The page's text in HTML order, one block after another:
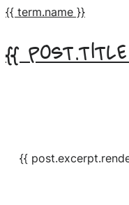
{{ term.name }}
{{
{{